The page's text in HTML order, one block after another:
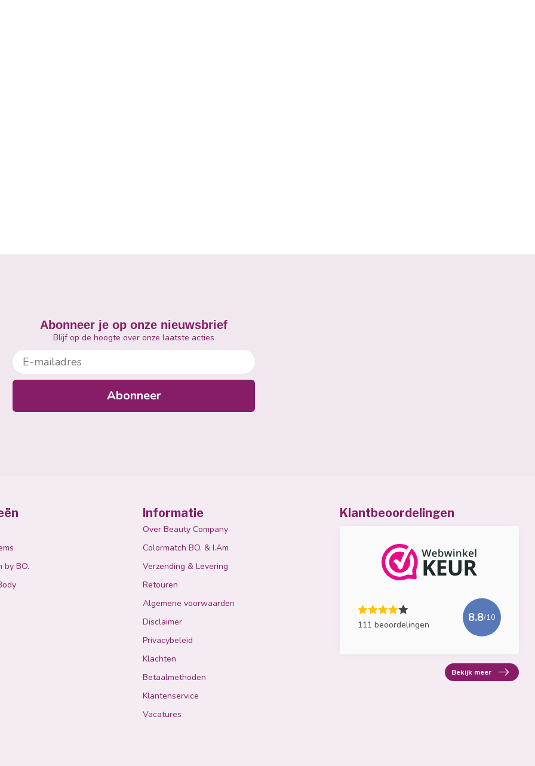
Abonneer je op onze nieuwsbrief
Blijf op de hoogte over onze laatste acties
E-mailadres
Abonneer
by BO.
Informatie
Over Beauty Company
Colormatch BO. & I.Am
Verzending & Levering
Retouren
Algemene voorwaarden
Disclaimer
Privacybeleid
Klachten
Betaalmethoden
Klantenservice
Vacatures
Klantbeoordelingen
111 beoordelingen
8.8/10
Bekijk meer